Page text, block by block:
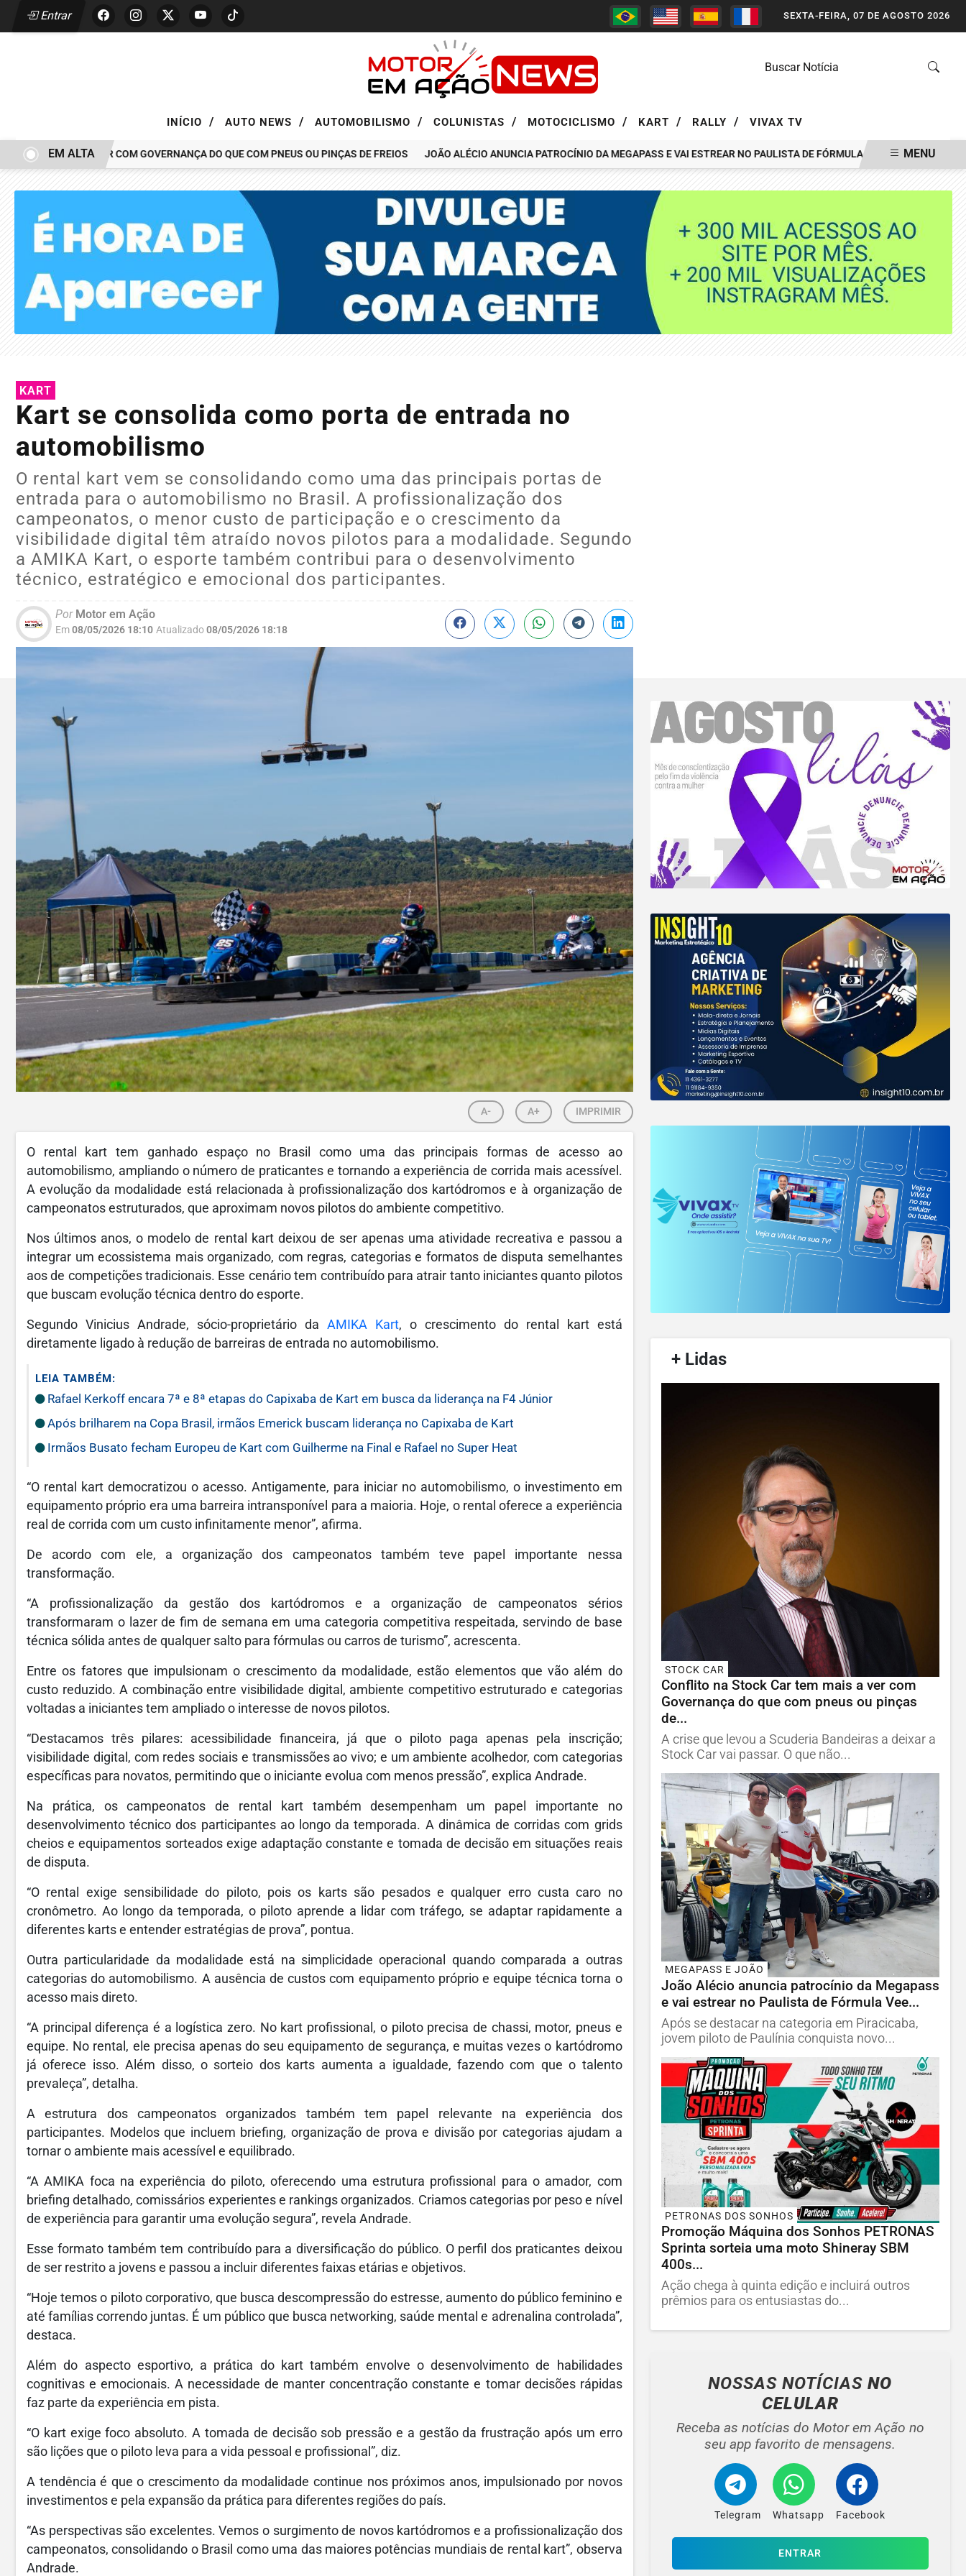
Entrar SEXTA-FEIRA, 07 DE AGOSTO 2026
INÍCIO / AUTO NEWS / AUTOMOBILISMO / COLUNISTAS / MOTOCICLISMO / KART / RALLY / VIVAX TV
TEM MAIS A VER COM GOVERNANÇA DO QUE COM PNEUS OU PINÇAS DE FREIOS JOÃO ALÉCIO ANUNCIA PATROCÍNIO DA MEGAPASS E VAI ESTREAR NO PAULISTA DE FÓRMULA VEE EM INTERLAGOS
EM ALTA MENU
KART
Kart se consolida como porta de entrada no
automobilismo
O rental kart vem se consolidando como uma das principais portas de
entrada para o automobilismo no Brasil. A profissionalização dos
campeonatos, o menor custo de participação e o crescimento da
visibilidade digital têm atraído novos pilotos para a modalidade. Segundo
a AMIKA Kart, o esporte também contribui para o desenvolvimento
técnico, estratégico e emocional dos participantes.
PorMotor em Ação
Em08/05/2026 18:10 Atualizado08/05/2026 18:18
A- A+ IMPRIMIR
O rental kart tem ganhado espaço no Brasil como uma das principais formas de acesso ao
automobilismo, ampliando o número de praticantes e tornando a experiência de corrida mais acessível.
A evolução da modalidade está relacionada à profissionalização dos kartódromos e à organização de
campeonatos estruturados, que aproximam novos pilotos do ambiente competitivo.
Nos últimos anos, o modelo de rental kart deixou de ser apenas uma atividade recreativa e passou a
integrar um ecossistema mais organizado, com regras, categorias e formatos de disputa semelhantes
aos de competições tradicionais. Esse cenário tem contribuído para atrair tanto iniciantes quanto pilotos
que buscam evolução técnica dentro do esporte.
Segundo Vinicius Andrade, sócio-proprietário da AMIKA Kart, o crescimento do rental kart está
diretamente ligado à redução de barreiras de entrada no automobilismo.
LEIA TAMBÉM:
Rafael Kerkoff encara 7ª e 8ª etapas do Capixaba de Kart em busca da liderança na F4 Júnior
Após brilharem na Copa Brasil, irmãos Emerick buscam liderança no Capixaba de Kart
Irmãos Busato fecham Europeu de Kart com Guilherme na Final e Rafael no Super Heat
“O rental kart democratizou o acesso. Antigamente, para iniciar no automobilismo, o investimento em
equipamento próprio era uma barreira intransponível para a maioria. Hoje, o rental oferece a experiência
real de corrida com um custo infinitamente menor”, afirma.
De acordo com ele, a organização dos campeonatos também teve papel importante nessa
transformação.
“A profissionalização da gestão dos kartódromos e a organização de campeonatos sérios
transformaram o lazer de fim de semana em uma categoria competitiva respeitada, servindo de base
técnica sólida antes de qualquer salto para fórmulas ou carros de turismo”, acrescenta.
Entre os fatores que impulsionam o crescimento da modalidade, estão elementos que vão além do
custo reduzido. A combinação entre visibilidade digital, ambiente competitivo estruturado e categorias
voltadas a iniciantes tem ampliado o interesse de novos pilotos.
“Destacamos três pilares: acessibilidade financeira, já que o piloto paga apenas pela inscrição;
visibilidade digital, com redes sociais e transmissões ao vivo; e um ambiente acolhedor, com categorias
específicas para novatos, permitindo que o iniciante evolua com menos pressão”, explica Andrade.
Na prática, os campeonatos de rental kart também desempenham um papel importante no
desenvolvimento técnico dos participantes ao longo da temporada. A dinâmica de corridas com grids
cheios e equipamentos sorteados exige adaptação constante e tomada de decisão em situações reais
de disputa.
“O rental exige sensibilidade do piloto, pois os karts são pesados e qualquer erro custa caro no
cronômetro. Ao longo da temporada, o piloto aprende a lidar com tráfego, se adaptar rapidamente a
diferentes karts e entender estratégias de prova”, pontua.
Outra particularidade da modalidade está na simplicidade operacional quando comparada a outras
categorias do automobilismo. A ausência de custos com equipamento próprio e equipe técnica torna o
acesso mais direto.
“A principal diferença é a logística zero. No kart profissional, o piloto precisa de chassi, motor, pneus e
equipe. No rental, ele precisa apenas do seu equipamento de segurança, e muitas vezes o kartódromo
já oferece isso. Além disso, o sorteio dos karts aumenta a igualdade, fazendo com que o talento
prevaleça”, detalha.
A estrutura dos campeonatos organizados também tem papel relevante na experiência dos
participantes. Modelos que incluem briefing, organização de prova e divisão por categorias ajudam a
tornar o ambiente mais acessível e equilibrado.
“A AMIKA foca na experiência do piloto, oferecendo uma estrutura profissional para o amador, com
briefing detalhado, comissários experientes e rankings organizados. Criamos categorias por peso e nível
de experiência para garantir uma evolução segura”, revela Andrade.
Esse formato também tem contribuído para a diversificação do público. O perfil dos praticantes deixou
de ser restrito a jovens e passou a incluir diferentes faixas etárias e objetivos.
“Hoje temos o piloto corporativo, que busca descompressão do estresse, aumento do público feminino e
até famílias correndo juntas. É um público que busca networking, saúde mental e adrenalina controlada”,
destaca.
Além do aspecto esportivo, a prática do kart também envolve o desenvolvimento de habilidades
cognitivas e emocionais. A necessidade de manter concentração constante e tomar decisões rápidas
faz parte da experiência em pista.
“O kart exige foco absoluto. A tomada de decisão sob pressão e a gestão da frustração após um erro
são lições que o piloto leva para a vida pessoal e profissional”, diz.
A tendência é que o crescimento da modalidade continue nos próximos anos, impulsionado por novos
investimentos e pela expansão da prática para diferentes regiões do país.
“As perspectivas são excelentes. Vemos o surgimento de novos kartódromos e a profissionalização dos
campeonatos, consolidando o Brasil como uma das maiores potências mundiais de rental kart”, observa
Andrade.
+ Lidas
STOCK CAR
Conflito na Stock Car tem mais a ver com
Governança do que com pneus ou pinças
de...
A crise que levou a Scuderia Bandeiras a deixar a
Stock Car vai passar. O que não...
MEGAPASS E JOÃO
João Alécio anuncia patrocínio da Megapass
e vai estrear no Paulista de Fórmula Vee...
Após se destacar na categoria em Piracicaba,
jovem piloto de Paulínia conquista novo...
PETRONAS DOS SONHOS
Promoção Máquina dos Sonhos PETRONAS
Sprinta sorteia uma moto Shineray SBM
400s...
Ação chega à quinta edição e incluirá outros
prêmios para os entusiastas do...
NOSSAS NOTÍCIASNO
CELULAR
Receba as notícias do Motor em Ação no
seu app favorito de mensagens.
Telegram Whatsapp Facebook
ENTRAR